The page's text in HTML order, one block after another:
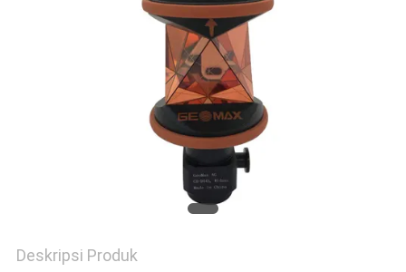
Deskripsi Produk